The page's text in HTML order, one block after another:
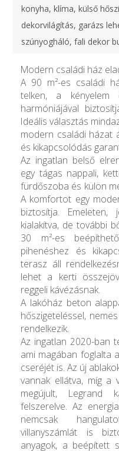
konyha, klíma, külső
dekorvilágítás, garázs
szúnyogháló, fali dekor
Modern családi ház
A 90 m²-es családi
telken, a
harmóniájával
Ideális választás
modern családi házat
és kikapcsolódás
Az ingatlan belső
egy tágas nappali,
fürdőszoba és külön
A komfortot egy
biztosítja.
kialakítva, de további
30 m²-es
pihenéshez és
terasz áll
lehet a kerti
reggeli kávézásnak.
A lakóház beton
hőszigeteléssel,
rendelkezik.
Az ingatlan 2020-ban
ami magában foglalta
cseréjét is. Az új
vannak ellátva, míg a
megújult, Legrand
felszerelve. Az
nemcsak
villanyszámlát is
anyagok, a beépített